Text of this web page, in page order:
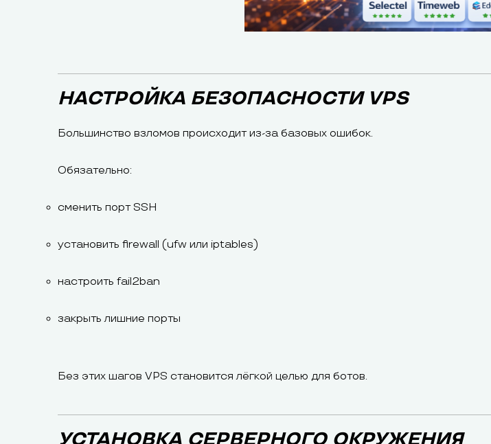
НАСТРОЙКА БЕЗОПАСНОСТИ VPS
Большинство взломов происходит из-за базовых ошибок.
Обязательно:
сменить порт SSH
установить firewall (ufw или iptables)
настроить fail2ban
закрыть лишние порты
Без этих шагов VPS становится лёгкой целью для ботов.
УСТАНОВКА СЕРВЕРНОГО ОКРУЖЕНИЯ